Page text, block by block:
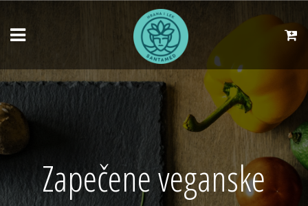
Zapečene veganske